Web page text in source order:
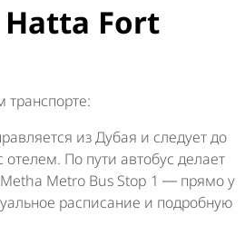
Hatta Fort
транспорте:
из Дубая и следует до
По пути автобус делает
Metha Metro Bus Stop 1 ― прямо у
расписание и подробную